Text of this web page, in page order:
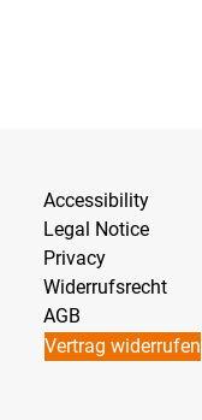
Accessibility
Legal Notice
Privacy
Widerrufsrecht
AGB
Vertrag widerrufen